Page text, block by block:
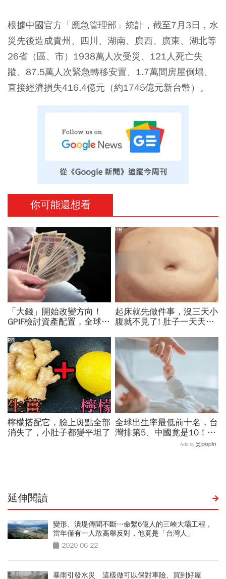
根據中國官方「應急管理部」統計，截至7月3日，水
災先後造成貴州、四川、湖南、廣西、廣東、湖北等
26省（區、市）1938萬人次受災、121人死亡失
蹤、87.5萬人次緊急轉移安置、1.7萬間房屋倒塌、
直接經濟損失416.4億元（約1745億元新台幣）。
你可能還想看
「大錢」開始改變方向！
GPIF檢討資產配置，全球資
起床就先做件事，沒三天小
腹就不見了! 肚子一天天變
PR
檸檬搭配它，臉上斑點全部
消失了，小肚子都變平坦了
PR
全球出生率最低前十名，台
灣排第5、中國竟是10！亞
洲4國入榜「無聲危機」，
Ads by
延伸閱讀
變形、潰堤傳聞不斷…命繫6億人的三峽大壩工程，
當年僅有一人敢高舉反對，他竟是「台灣人」
2020-06-22
暴雨引發水災 這樣做可以保對車險、買到好屋